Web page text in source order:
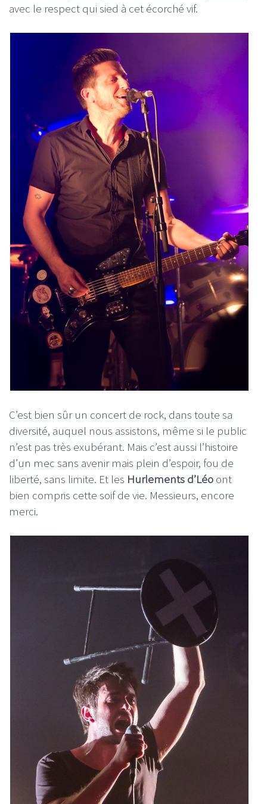
avec le respect qui sied à cet écorché vif.
C’est bien sûr un concert de rock, dans toute sa
diversité, auquel nous assistons, même si le public
n’est pas très exubérant. Mais c’est aussi l’histoire
d’un mec sans avenir mais plein d’espoir, fou de
liberté, sans limite. Et les Hurlements d’Léo ont
bien compris cette soif de vie. Messieurs, encore
merci.